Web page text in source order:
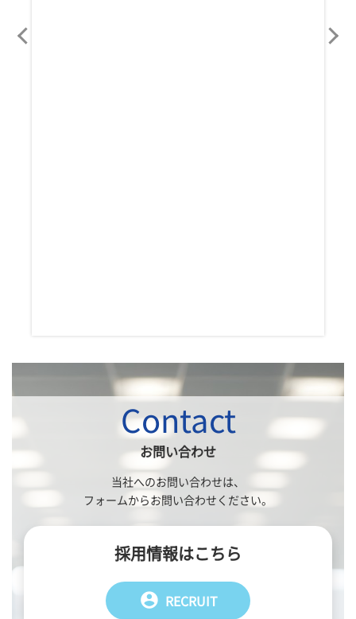
お問い合わせ
Contact
当社へのお問い合わせは、
フォームからお問い合わせください。
採用情報はこちら
account_circle RECRUIT